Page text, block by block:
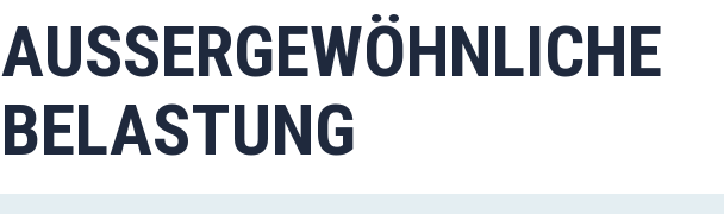
AUSSERGEWÖHNLICHE B
ELASTUNG